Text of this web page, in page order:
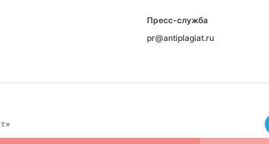
Пресс-служба
pr@antiplagiat.ru